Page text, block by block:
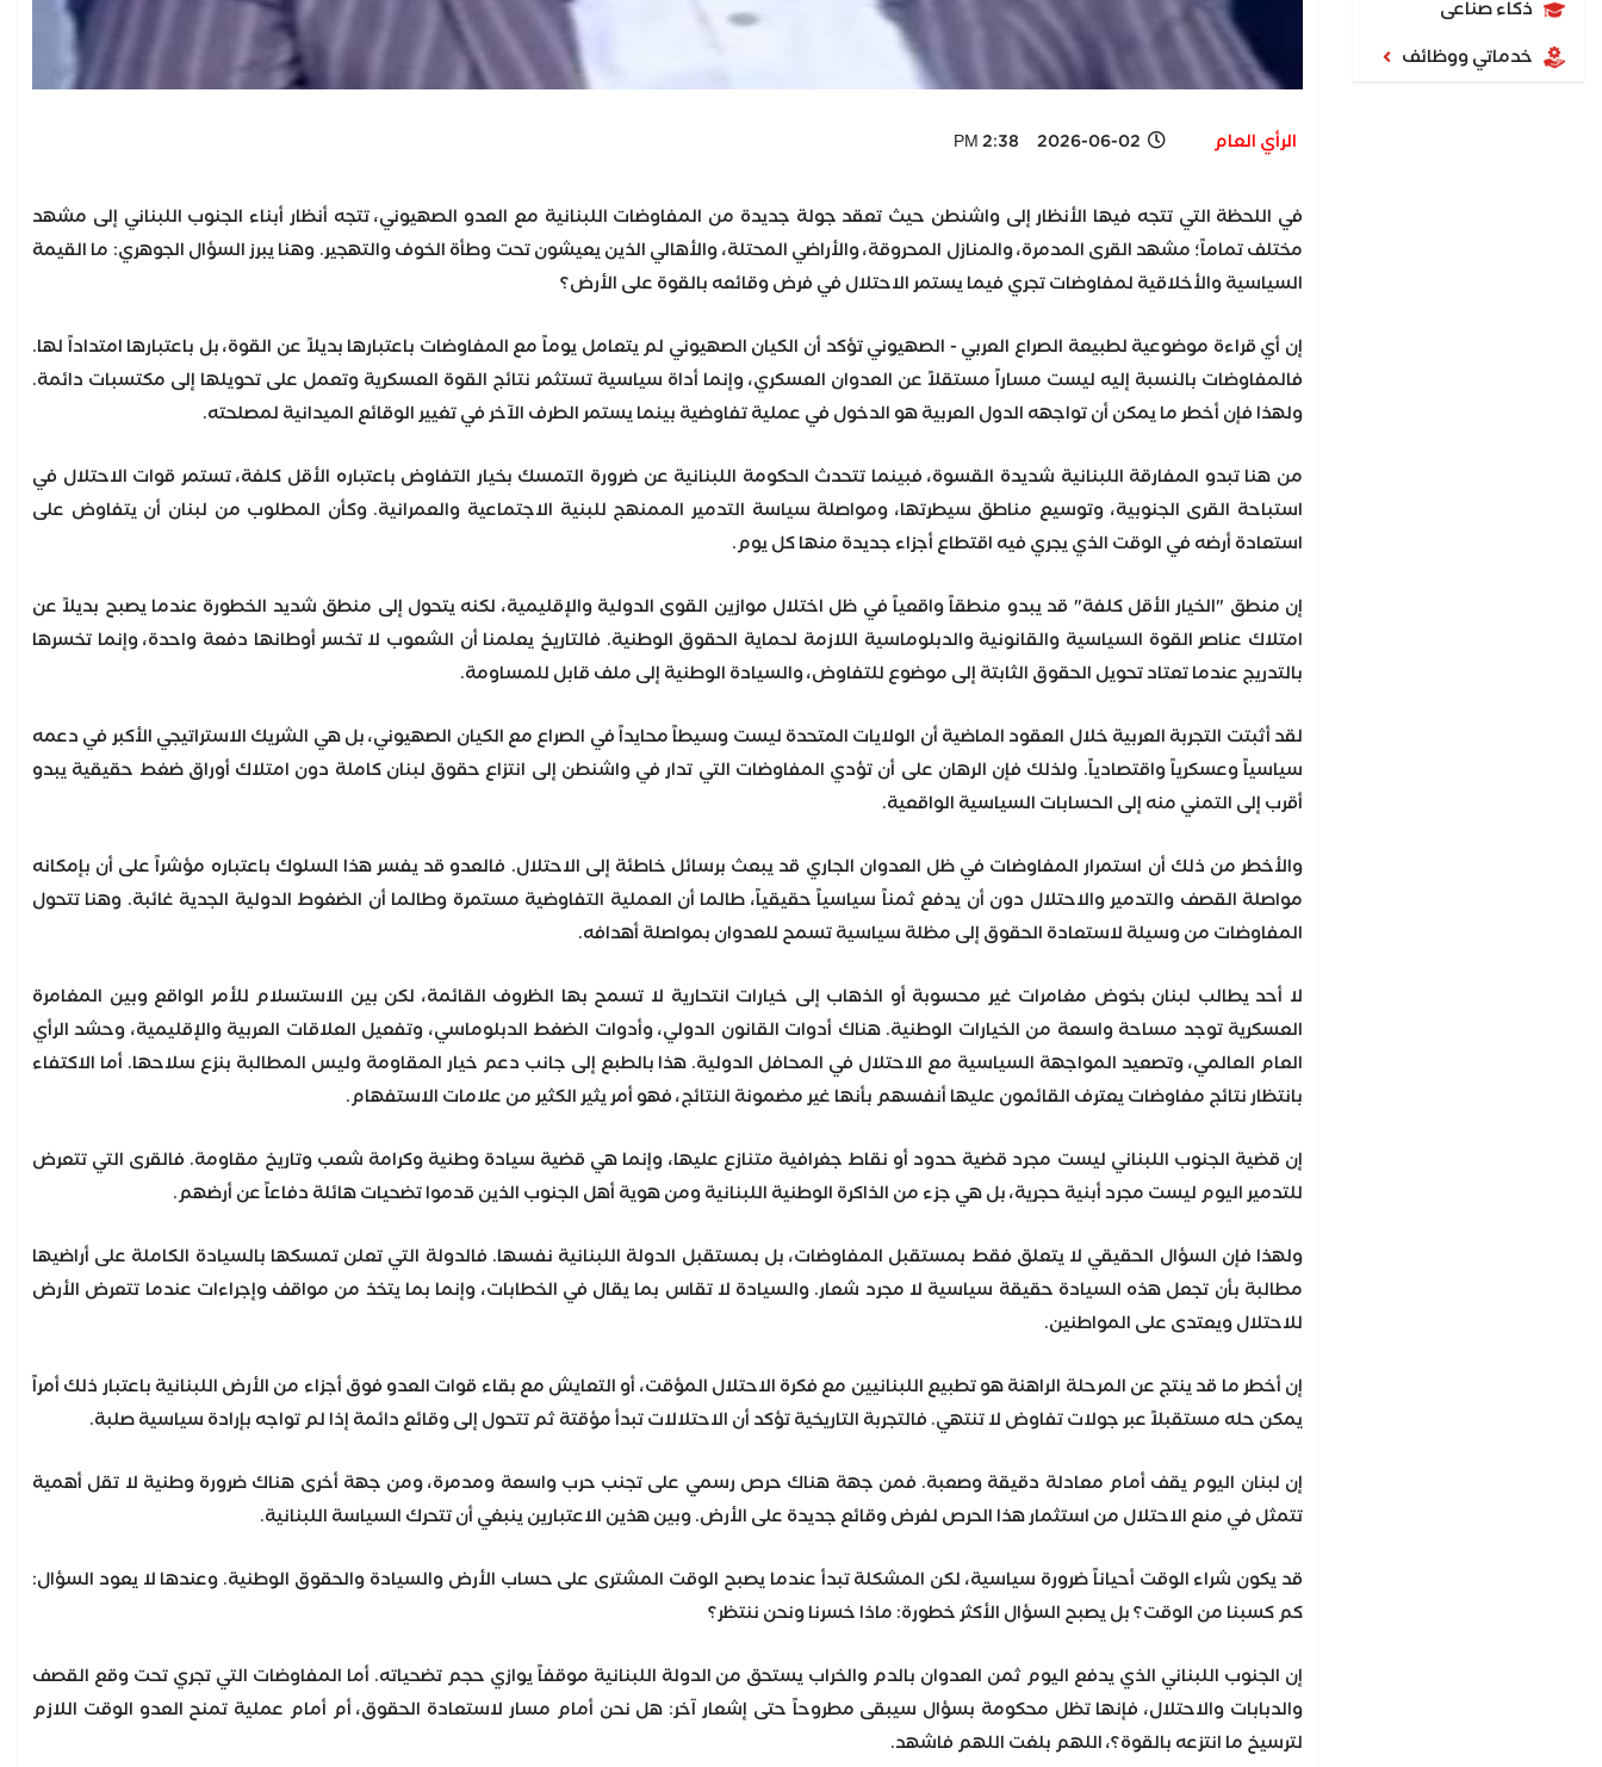
ذكاء صناعى
خدماتي ووظائف
الرأي العام 2026-06-02 2:38 PM
في اللحظة التي تتجه فيها الأنظار إلى واشنطن حيث تعقد جولة جديدة من المفاوضات اللبنانية مع العدو الصهيوني، تتجه أنظار أبناء الجنوب اللبناني إلى مشهد
مختلف تماماً؛ مشهد القرى المدمرة، والمنازل المحروقة، والأراضي المحتلة، والأهالي الذين يعيشون تحت وطأة الخوف والتهجير. وهنا يبرز السؤال الجوهري: ما القيمة
السياسية والأخلاقية لمفاوضات تجري فيما يستمر الاحتلال في فرض وقائعه بالقوة على الأرض؟
إن أي قراءة موضوعية لطبيعة الصراع العربي - الصهيوني تؤكد أن الكيان الصهيوني لم يتعامل يوماً مع المفاوضات باعتبارها بديلاً عن القوة، بل باعتبارها امتداداً لها.
فالمفاوضات بالنسبة إليه ليست مساراً مستقلاً عن العدوان العسكري، وإنما أداة سياسية تستثمر نتائج القوة العسكرية وتعمل على تحويلها إلى مكتسبات دائمة.
ولهذا فإن أخطر ما يمكن أن تواجهه الدول العربية هو الدخول في عملية تفاوضية بينما يستمر الطرف الآخر في تغيير الوقائع الميدانية لمصلحته.
من هنا تبدو المفارقة اللبنانية شديدة القسوة، فبينما تتحدث الحكومة اللبنانية عن ضرورة التمسك بخيار التفاوض باعتباره الأقل كلفة، تستمر قوات الاحتلال في
استباحة القرى الجنوبية، وتوسيع مناطق سيطرتها، ومواصلة سياسة التدمير الممنهج للبنية الاجتماعية والعمرانية. وكأن المطلوب من لبنان أن يتفاوض على
استعادة أرضه في الوقت الذي يجري فيه اقتطاع أجزاء جديدة منها كل يوم.
إن منطق "الخيار الأقل كلفة" قد يبدو منطقاً واقعياً في ظل اختلال موازين القوى الدولية والإقليمية، لكنه يتحول إلى منطق شديد الخطورة عندما يصبح بديلاً عن
امتلاك عناصر القوة السياسية والقانونية والدبلوماسية اللازمة لحماية الحقوق الوطنية. فالتاريخ يعلمنا أن الشعوب لا تخسر أوطانها دفعة واحدة، وإنما تخسرها
بالتدريج عندما تعتاد تحويل الحقوق الثابتة إلى موضوع للتفاوض، والسيادة الوطنية إلى ملف قابل للمساومة.
لقد أثبتت التجربة العربية خلال العقود الماضية أن الولايات المتحدة ليست وسيطاً محايداً في الصراع مع الكيان الصهيوني، بل هي الشريك الاستراتيجي الأكبر في دعمه
سياسياً وعسكرياً واقتصادياً. ولذلك فإن الرهان على أن تؤدي المفاوضات التي تدار في واشنطن إلى انتزاع حقوق لبنان كاملة دون امتلاك أوراق ضغط حقيقية يبدو
أقرب إلى التمني منه إلى الحسابات السياسية الواقعية.
والأخطر من ذلك أن استمرار المفاوضات في ظل العدوان الجاري قد يبعث برسائل خاطئة إلى الاحتلال. فالعدو قد يفسر هذا السلوك باعتباره مؤشراً على أن بإمكانه
مواصلة القصف والتدمير والاحتلال دون أن يدفع ثمناً سياسياً حقيقياً، طالما أن العملية التفاوضية مستمرة وطالما أن الضغوط الدولية الجدية غائبة. وهنا تتحول
المفاوضات من وسيلة لاستعادة الحقوق إلى مظلة سياسية تسمح للعدوان بمواصلة أهدافه.
لا أحد يطالب لبنان بخوض مغامرات غير محسوبة أو الذهاب إلى خيارات انتحارية لا تسمح بها الظروف القائمة، لكن بين الاستسلام للأمر الواقع وبين المغامرة
العسكرية توجد مساحة واسعة من الخيارات الوطنية. هناك أدوات القانون الدولي، وأدوات الضغط الدبلوماسي، وتفعيل العلاقات العربية والإقليمية، وحشد الرأي
العام العالمي، وتصعيد المواجهة السياسية مع الاحتلال في المحافل الدولية. هذا بالطبع إلى جانب دعم خيار المقاومة وليس المطالبة بنزع سلاحها. أما الاكتفاء
بانتظار نتائج مفاوضات يعترف القائمون عليها أنفسهم بأنها غير مضمونة النتائج، فهو أمر يثير الكثير من علامات الاستفهام.
إن قضية الجنوب اللبناني ليست مجرد قضية حدود أو نقاط جغرافية متنازع عليها، وإنما هي قضية سيادة وطنية وكرامة شعب وتاريخ مقاومة. فالقرى التي تتعرض
للتدمير اليوم ليست مجرد أبنية حجرية، بل هي جزء من الذاكرة الوطنية اللبنانية ومن هوية أهل الجنوب الذين قدموا تضحيات هائلة دفاعاً عن أرضهم.
ولهذا فإن السؤال الحقيقي لا يتعلق فقط بمستقبل المفاوضات، بل بمستقبل الدولة اللبنانية نفسها. فالدولة التي تعلن تمسكها بالسيادة الكاملة على أراضيها
مطالبة بأن تجعل هذه السيادة حقيقة سياسية لا مجرد شعار. والسيادة لا تقاس بما يقال في الخطابات، وإنما بما يتخذ من مواقف وإجراءات عندما تتعرض الأرض
للاحتلال ويعتدى على المواطنين.
إن أخطر ما قد ينتج عن المرحلة الراهنة هو تطبيع اللبنانيين مع فكرة الاحتلال المؤقت، أو التعايش مع بقاء قوات العدو فوق أجزاء من الأرض اللبنانية باعتبار ذلك أمراً
يمكن حله مستقبلاً عبر جولات تفاوض لا تنتهي. فالتجربة التاريخية تؤكد أن الاحتلالات تبدأ مؤقتة ثم تتحول إلى وقائع دائمة إذا لم تواجه بإرادة سياسية صلبة.
إن لبنان اليوم يقف أمام معادلة دقيقة وصعبة. فمن جهة هناك حرص رسمي على تجنب حرب واسعة ومدمرة، ومن جهة أخرى هناك ضرورة وطنية لا تقل أهمية
تتمثل في منع الاحتلال من استثمار هذا الحرص لفرض وقائع جديدة على الأرض. وبين هذين الاعتبارين ينبغي أن تتحرك السياسة اللبنانية.
قد يكون شراء الوقت أحياناً ضرورة سياسية، لكن المشكلة تبدأ عندما يصبح الوقت المشترى على حساب الأرض والسيادة والحقوق الوطنية. وعندها لا يعود السؤال:
كم كسبنا من الوقت؟ بل يصبح السؤال الأكثر خطورة: ماذا خسرنا ونحن ننتظر؟
إن الجنوب اللبناني الذي يدفع اليوم ثمن العدوان بالدم والخراب يستحق من الدولة اللبنانية موقفاً يوازي حجم تضحياته. أما المفاوضات التي تجري تحت وقع القصف
والدبابات والاحتلال، فإنها تظل محكومة بسؤال سيبقى مطروحاً حتى إشعار آخر: هل نحن أمام مسار لاستعادة الحقوق، أم أمام عملية تمنح العدو الوقت اللازم
لترسيخ ما انتزعه بالقوة؟، اللهم بلغت اللهم فاشهد.